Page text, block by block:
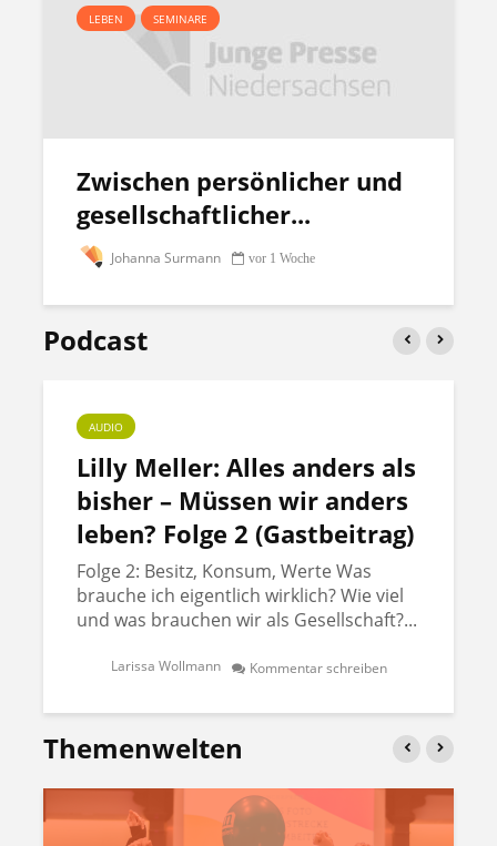
LEBEN SEMINARE
Zwischen persönlicher und
gesellschaftlicher...
Johanna Surmann vor 1 Woche
Podcast
AUDIO
Lilly Meller: Alles anders als
bisher – Müssen wir anders
leben? Folge 2 (Gastbeitrag)
Folge 2: Besitz, Konsum, Werte Was
brauche ich eigentlich wirklich? Wie viel
und was brauchen wir als Gesellschaft?...
Larissa Wollmann Kommentar schreiben
Themenwelten